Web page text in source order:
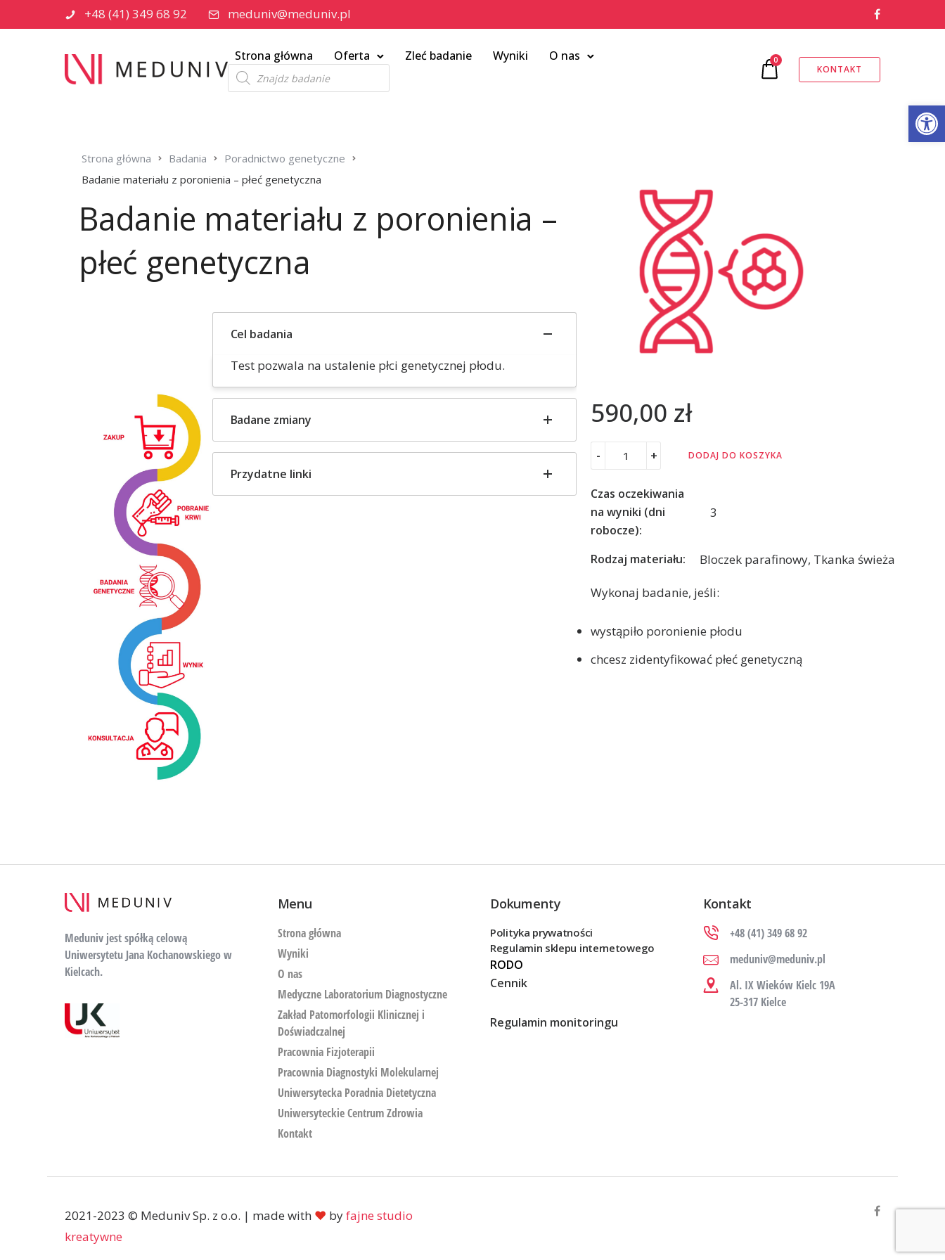
Otwórz pasek narzędzi
+48 (41) 349 68 92 meduniv@meduniv.pl
Strona główna Oferta Zleć badanie Wyniki O nas 0
KONTAKT
Strona główna Badania
Poradnictwo genetyczne
Badanie materiału z poronienia – płeć genetyczna
Badanie materiału z poronienia –
płeć genetyczna
Cel badania
Test pozwala na ustalenie płci genetycznej płodu.
Badane zmiany
Przydatne linki
590,00 zł
- + DODAJ DO KOSZYKA
Czas oczekiwania
na wyniki (dni
robocze):
3
Rodzaj materiału: Bloczek parafinowy, Tkanka świeża
Wykonaj badanie, jeśli:
wystąpiło poronienie płodu
chcesz zidentyfikować płeć genetyczną
Meduniv jest spółką celową
Uniwersytetu Jana Kochanowskiego w
Kielcach.
Menu
Strona główna
Wyniki
O nas
Medyczne Laboratorium Diagnostyczne
Zakład Patomorfologii Klinicznej i
Doświadczalnej
Pracownia Fizjoterapii
Pracownia Diagnostyki Molekularnej
Uniwersytecka Poradnia Dietetyczna
Uniwersyteckie Centrum Zdrowia
Kontakt
Dokumenty
Polityka prywatności
Regulamin sklepu internetowego
RODO
Cennik
Regulamin monitoringu
Kontakt
+48 (41) 349 68 92
meduniv@meduniv.pl
Al. IX Wieków Kielc 19A
25-317 Kielce
2021-2023 © Meduniv Sp. z o.o. | made with ♥ byfajne studio
kreatywne